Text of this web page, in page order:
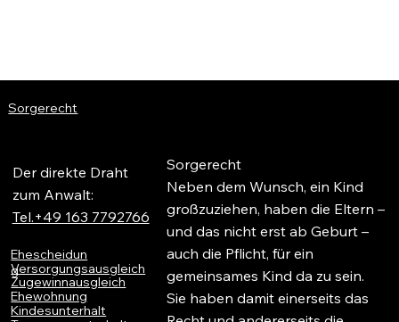
Sorgerecht
Ehescheidun
g
Der direkte Draht
zum Anwalt:
Tel.+49 163 7792766
Versorgungsausgleich
Zugewinnausgleich
Ehewohnung
Kindesunterhalt
Sorgerecht
Neben dem Wunsch, ein Kind
großzuziehen, haben die Eltern –
und das nicht erst ab Geburt –
auch die Pflicht, für ein
gemeinsames Kind da zu sein.
Sie haben damit einerseits das